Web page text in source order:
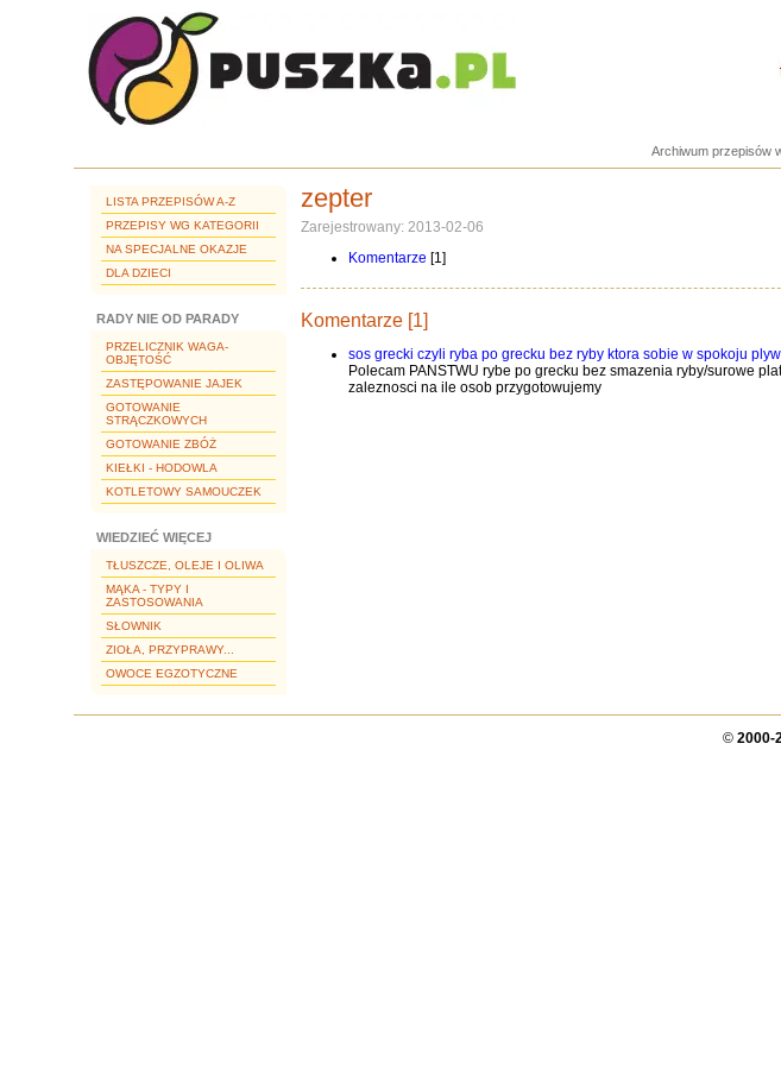
Archiwum przepisów
LISTA PRZEPISÓW A-Z
PRZEPISY WG KATEGORII
NA SPECJALNE OKAZJE
DLA DZIECI
RADY NIE OD PARADY
PRZELICZNIK WAGA-
OBJĘTOŚĆ
ZASTĘPOWANIE JAJEK
GOTOWANIE
STRĄCZKOWYCH
GOTOWANIE ZBÓŻ
KIEŁKI - HODOWLA
KOTLETOWY SAMOUCZEK
WIEDZIEĆ WIĘCEJ
TŁUSZCZE, OLEJE I OLIWA
MĄKA - TYPY I
ZASTOSOWANIA
SŁOWNIK
ZIOŁA, PRZYPRAWY...
OWOCE EGZOTYCZNE
zepter
Zarejestrowany: 2013-02-06
Komentarze [1]
Komentarze [1]
sos grecki czyli ryba po grecku bez ryby ktora sobie w spokoju
Polecam PANSTWU rybe po grecku bez smazenia ryby/surowe
zaleznosci na ile osob przygotowujemy
© 2000-